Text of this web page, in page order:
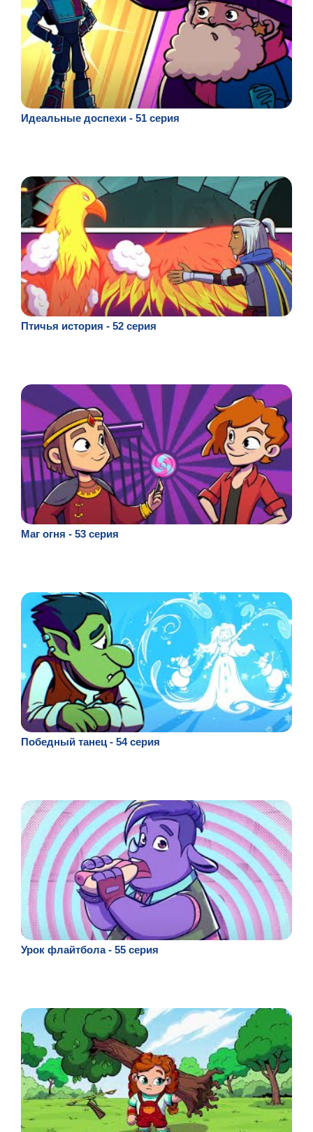
Идеальные доспехи - 51 серия
Птичья история - 52 серия
Маг огня - 53 серия
Победный танец - 54 серия
Урок флайтбола - 55 серия